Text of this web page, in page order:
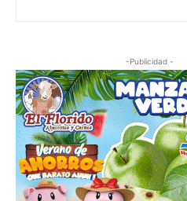
-Publicidad -